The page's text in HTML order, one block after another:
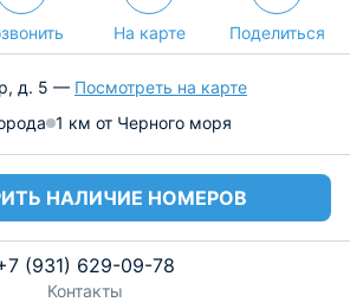
На карте Поделиться
д. 5 — Посмотреть на карте
1 км от Черного моря
НАЛИЧИЕ НОМЕРОВ
(931) 629-09-78
Контакты